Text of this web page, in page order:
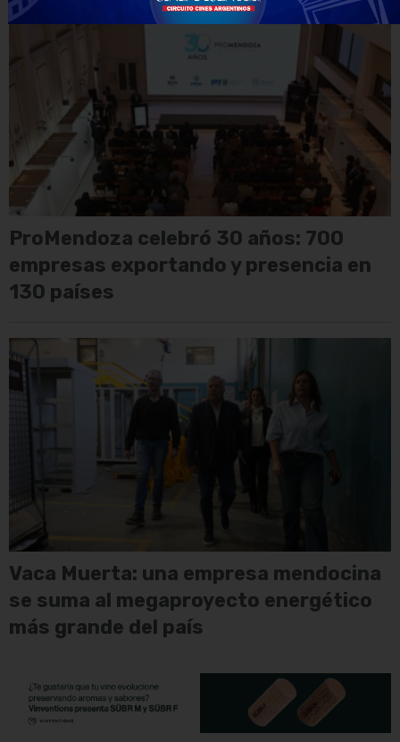
ProMendoza celebró 30 años: 700
empresas exportando y presencia en
130 países
Vaca Muerta: una empresa mendocina
se suma al megaproyecto energético
más grande del país